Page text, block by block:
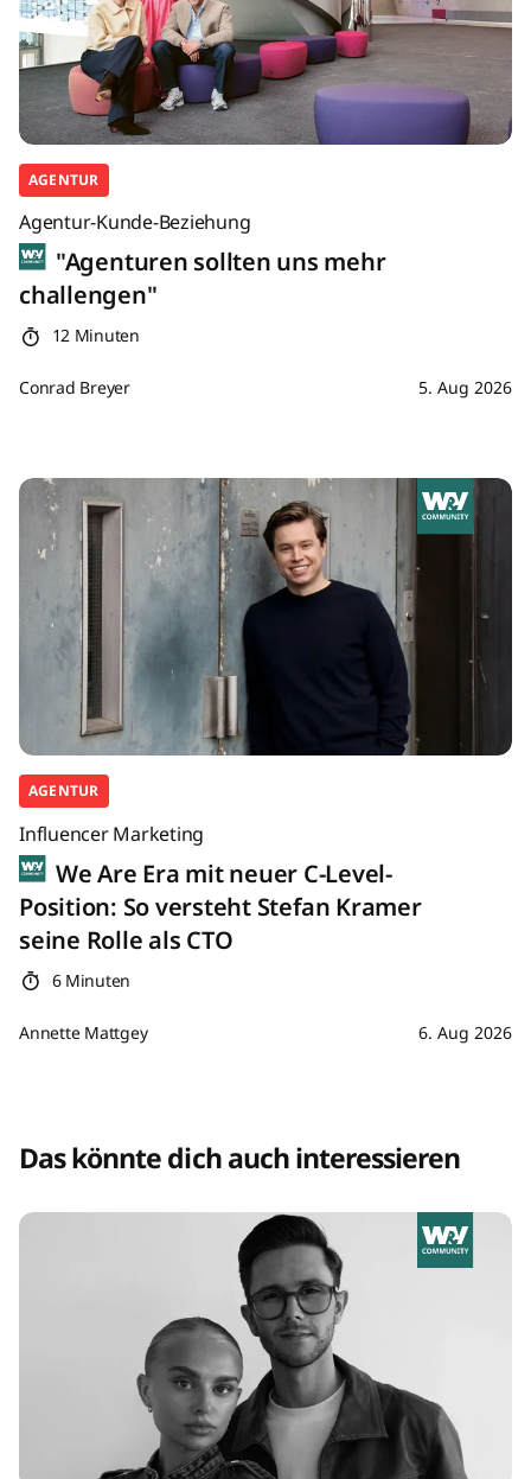
AGENTUR
Agentur-Kunde-Beziehung
"Agenturen sollten uns mehr
challengen"
12 Minuten
Conrad Breyer 5. Aug 2026
AGENTUR
Influencer Marketing
We Are Era mit neuer C-Level-
Position: So versteht Stefan Kramer
seine Rolle als CTO
6 Minuten
Annette Mattgey 6. Aug 2026
Das könnte dich auch interessieren